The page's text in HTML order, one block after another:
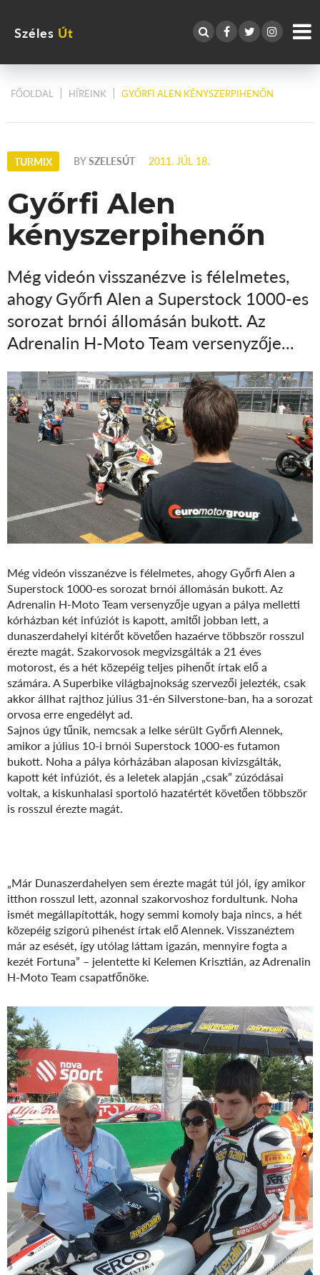
Széles Út
FŐOLDAL HÍREINK GYŐRFI ALEN KÉNYSZERPIHENŐN
TURMIX BYSZELESÚT 2011. JÚL 18.
Győrfi Alen
kényszerpihenőn
Még videón visszanézve is félelmetes,
ahogy Győrfi Alen a Superstock 1000-es
sorozat brnói állomásán bukott. Az
Adrenalin H-Moto Team versenyzője...
Még videón visszanézve is félelmetes, ahogy Győrfi Alen a
Superstock 1000-es sorozat brnói állomásán bukott. Az
Adrenalin H-Moto Team versenyzője ugyan a pálya melletti
kórházban két infúziót is kapott, amitől jobban lett, a
dunaszerdahelyi kitérőt követően hazaérve többször rosszul
érezte magát. Szakorvosok megvizsgálták a 21 éves
motorost, és a hét közepéig teljes pihenőt írtak elő a
számára. A Superbike világbajnokság szervezői jelezték, csak
akkor állhat rajthoz július 31-én Silverstone-ban, ha a sorozat
orvosa erre engedélyt ad.
Sajnos úgy tűnik, nemcsak a lelke sérült Győrfi Alennek,
amikor a július 10-i brnói Superstock 1000-es futamon
bukott. Noha a pálya kórházában alaposan kivizsgálták,
kapott két infúziót, és a leletek alapján „csak” zúzódásai
voltak, a kiskunhalasi sportoló hazatértét követően többször
is rosszul érezte magát.
„Már Dunaszerdahelyen sem érezte magát túl jól, így amikor
itthon rosszul lett, azonnal szakorvoshoz fordultunk. Noha
ismét megállapították, hogy semmi komoly baja nincs, a hét
közepéig szigorú pihenést írtak elő Alennek. Visszanéztem
már az esését, így utólag láttam igazán, mennyire fogta a
kezét Fortuna” – jelentette ki Kelemen Krisztián, az Adrenalin
H-Moto Team csapatfőnöke.